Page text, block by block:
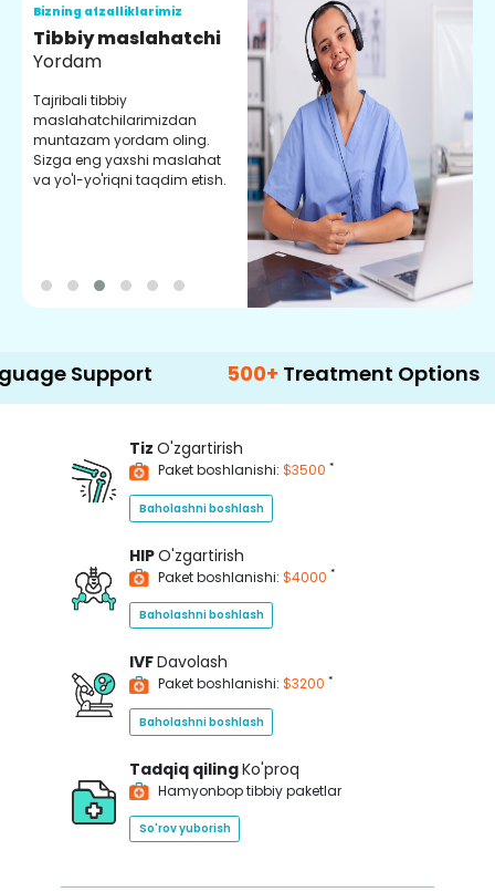
Bizning afzalliklarimiz
Tibbiy maslahatchi
Yordam
Tajribali tibbiy
maslahatchilarimizdan
muntazam yordam oling.
Sizga eng yaxshi maslahat
va yo'l-yo'riqni taqdim etish.
500+ Treatment Options
Tiz O'zgartirish
Paket boshlanishi: $3500 *
Baholashni boshlash
HIPO'zgartirish
Paket boshlanishi: $4000 *
Baholashni boshlash
IVFDavolash
Paket boshlanishi: $3200 *
Baholashni boshlash
Tadqiq qilingKo'proq
Hamyonbop tibbiy paketlar
So'rov yuborish